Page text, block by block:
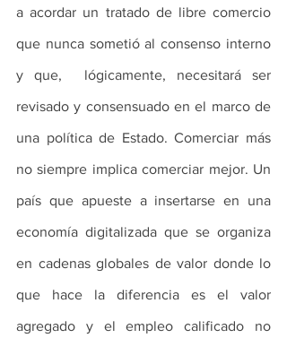
a acordar un tratado de libre comercio
que nunca sometió al consenso interno
y que,  lógicamente, necesitará ser
revisado y consensuado en el marco de
una política de Estado. Comerciar más
no siempre implica comerciar mejor. Un
país que apueste a insertarse en una
economía digitalizada que se organiza
en cadenas globales de valor donde lo
que hace la diferencia es el valor
agregado y el empleo calificado no